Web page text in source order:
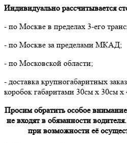
Индивидуально рассчитывается
- по Москве в пределах 3-его
- по Москве за пределами МКАД;
- по Московской области;
- доставка крупногабаритных
коробок габаритами 30см х 30см х
Просим обратить особое
не входят в обязанности
при возможности её